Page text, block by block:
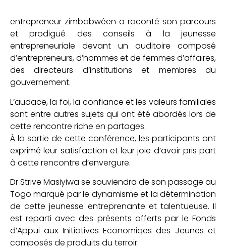
entrepreneur zimbabwéen a raconté son parcours
et prodigué des conseils à la jeunesse
entrepreneuriale devant un auditoire composé
d’entrepreneurs, d’hommes et de femmes d’affaires,
des directeurs d’institutions et membres du
gouvernement.
L’audace, la foi, la confiance et les valeurs familiales
sont entre autres sujets qui ont été abordés lors de
cette rencontre riche en partages.
À la sortie de cette conférence, les participants ont
exprimé leur satisfaction et leur joie d’avoir pris part
à cette rencontre d’envergure.
Dr Strive Masiyiwa se souviendra de son passage au
Togo marqué par le dynamisme et la détermination
de cette jeunesse entreprenante et talentueuse. Il
est reparti avec des présents offerts par le Fonds
d’Appui aux Initiatives Economiqes des Jeunes et
composés de produits du terroir.